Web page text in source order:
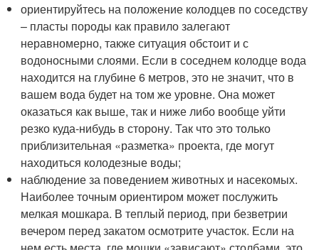
ориентируйтесь на положение колодцев по соседству
– пласты породы как правило залегают
неравномерно, также ситуация обстоит и с
водоносными слоями. Если в соседнем колодце вода
находится на глубине 6 метров, это не значит, что в
вашем вода будет на том же уровне. Она может
оказаться как выше, так и ниже либо вообще уйти
резко куда-нибудь в сторону. Так что это только
приблизительная «разметка» проекта, где могут
находиться колодезные воды;
наблюдение за поведением животных и насекомых.
Наиболее точным ориентиром может послужить
мелкая мошкара. В теплый период, при безветрии
вечером перед закатом осмотрите участок. Если на